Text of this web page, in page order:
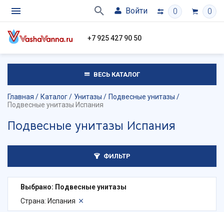
Войти 0 0
+7 925 427 90 50
ВЕСЬ КАТАЛОГ
Главная Каталог Унитазы
Подвесные унитазы
Подвесные унитазы Испания
Подвесные унитазы Испания
ФИЛЬТР
Выбрано: Подвесные унитазы
Страна: Испания